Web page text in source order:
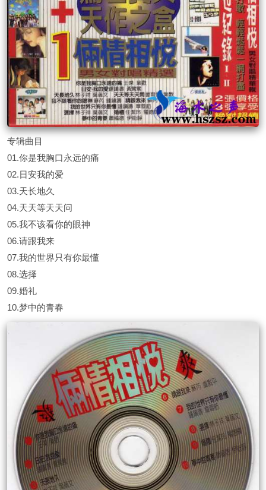
专辑曲目
01.你是我胸口永远的痛
02.日安我的爱
03.天长地久
04.天天等天天问
05.我不该看你的眼神
06.请跟我来
07.我的世界只有你最懂
08.选择
09.婚礼
10.梦中的青春